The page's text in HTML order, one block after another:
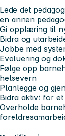
Lede det
en annen
Gi opplæring til
Bidra og
Jobbe med
Evaluering og
Følge opp
helsevern
Planlegge og
Bidra aktivt for
Overholde